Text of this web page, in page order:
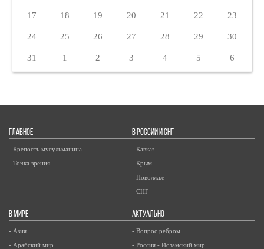
17 18 19 20 21 22 23
24 25 26 27 28 29 30
31 1 2 3 4 5 6
ГЛАВНОЕ
- Крепость мусульманина
- Точка зрения
В РОССИИ И СНГ
- Кавказ
- Крым
- Поволжье
- СНГ
В МИРЕ
- Азия
- Арабский мир
АКТУАЛЬНО
- Вопрос ребром
- Россия - Исламский мир